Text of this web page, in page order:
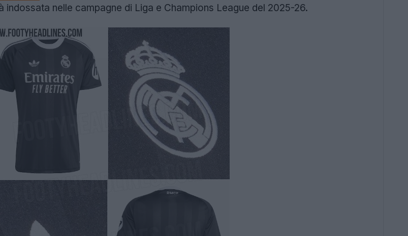
indossata nelle campagne di Liga e Champions League del 2025-26.